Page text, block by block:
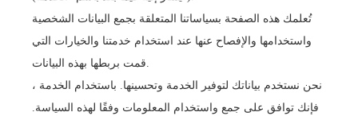
تُعلمك هذه الصفحة بسياساتنا المتعلقة بجمع البيانات الشخصية
واستخدامها والإفصاح عنها عند استخدام خدمتنا والخيارات التي
قمت بربطها بهذه البيانات.
نحن نستخدم بياناتك لتوفير الخدمة وتحسينها. باستخدام الخدمة ،
فإنك توافق على جمع واستخدام المعلومات وفقًا لهذه السياسة.